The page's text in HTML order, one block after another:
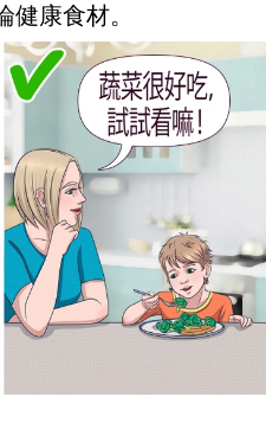
健康食材。